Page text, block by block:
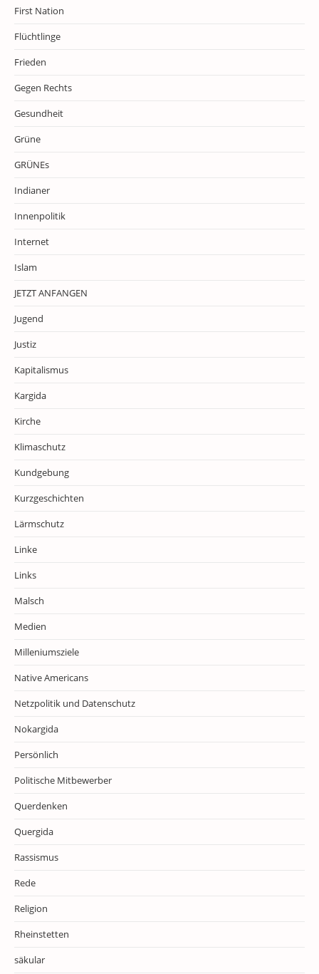
First Nation
Flüchtlinge
Frieden
Gegen Rechts
Gesundheit
Grüne
GRÜNEs
Indianer
Innenpolitik
Internet
Islam
JETZT ANFANGEN
Jugend
Justiz
Kapitalismus
Kargida
Kirche
Klimaschutz
Kundgebung
Kurzgeschichten
Lärmschutz
Linke
Links
Malsch
Medien
Milleniumsziele
Native Americans
Netzpolitik und Datenschutz
Nokargida
Persönlich
Politische Mitbewerber
Querdenken
Quergida
Rassismus
Rede
Religion
Rheinstetten
säkular